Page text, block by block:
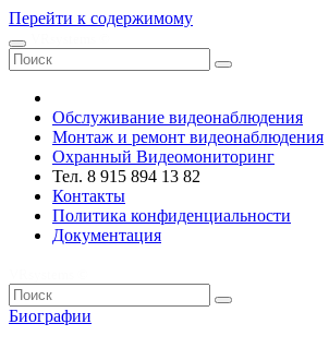
Перейти к содержимому
Обслуживание видеонаблюдения
Монтаж и ремонт видеонаблюдения
Охранный Видеомониторинг
Тел. 8 915 894 13 82
Контакты
Политика конфиденциальности
Документация
Биографии